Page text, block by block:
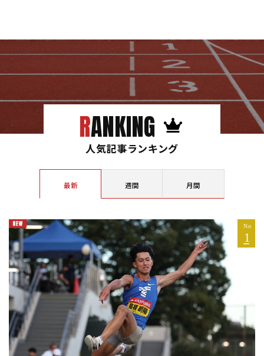
RANKING
人気記事ランキング
最新 週間 月間